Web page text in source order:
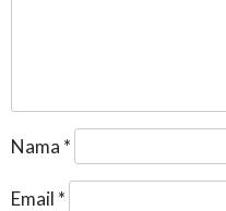
Nama *
Email *